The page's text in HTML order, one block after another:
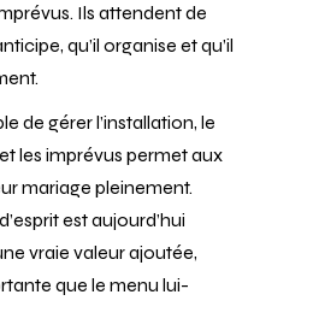
Ils attendent de
qu’il organise et qu’il
de gérer l’installation, le
les imprévus permet aux
mariage pleinement.
est aujourd’hui
vraie valeur ajoutée,
que le menu lui-